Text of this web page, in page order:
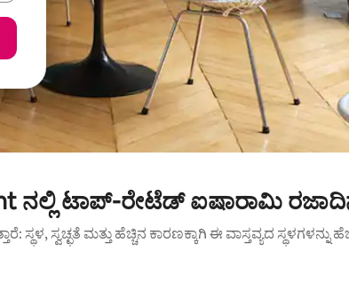
ನಲ್ಲಿ ಟಾಪ್-ರೇಟೆಡ್ ಐಷಾರಾಮಿ
ಸ್ಥಳ, ಸ್ವಚ್ಛತೆ ಮತ್ತು ಹೆಚ್ಚಿನ ಕಾರಣಕ್ಕಾಗಿ ಈ ವಾಸ್ತವ್ಯದ ಸ್ಥಳಗಳನ್ನು